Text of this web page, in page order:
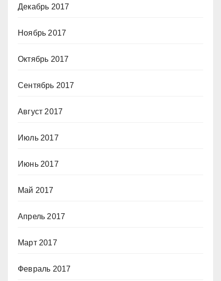
Декабрь 2017
Ноябрь 2017
Октябрь 2017
Сентябрь 2017
Август 2017
Июль 2017
Июнь 2017
Май 2017
Апрель 2017
Март 2017
Февраль 2017